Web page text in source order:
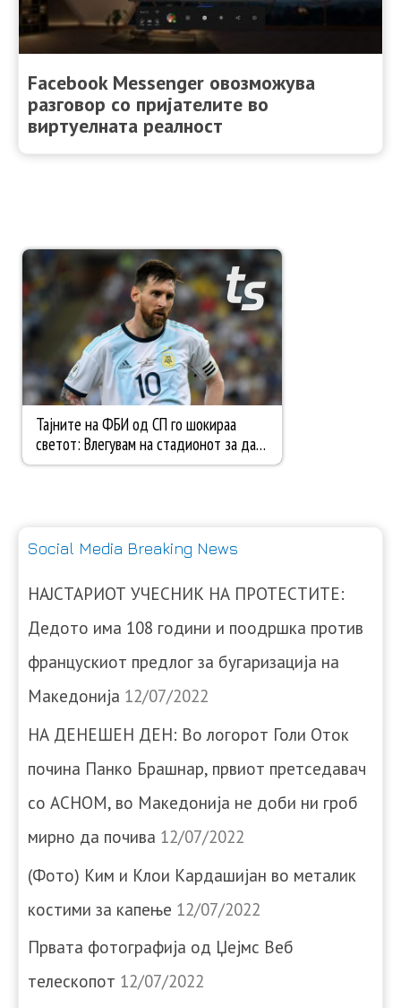
Facebook Messenger овозможува
разговор со пријателите во
виртуелната реалност
Social Media Breaking News
НАЈСТАРИОТ УЧЕСНИК НА ПРОТЕСТИТЕ:
Дедото има 108 години и поодршка против
францускиот предлог за бугаризација на
Македонија 12/07/2022
НА ДЕНЕШЕН ДЕН: Во логорот Голи Оток
почина Панко Брашнар, првиот претседавач
со АСНОМ, во Македонија не доби ни гроб
мирно да почива 12/07/2022
(Фото) Ким и Клои Кардашијан во металик
костими за капење 12/07/2022
Првата фотографија од Џејмс Веб
телескопот 12/07/2022